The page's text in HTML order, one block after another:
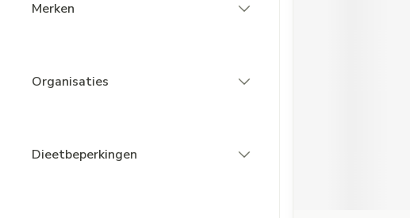
Merken
Organisaties
Dieetbeperkingen